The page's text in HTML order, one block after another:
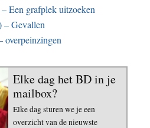
Een grafplek uitzoeken
– Gevallen
overpeinzingen
Elke dag het BD in je
mailbox?
Elke dag sturen we je een
overzicht van de nieuwste